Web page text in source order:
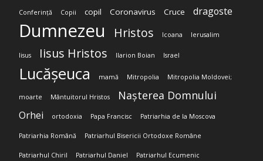
Conferință Copii copil Coronavirus Cruce dragoste
Dumnezeu Hristos Icoana Ierusalim
Iisus Iisus Hristos Ilarion Boian Israel
Lucășeuca mamă Mitropolia Mitropolia Moldovei;
moarte Mântuitorul Hristos Nașterea Domnului
Orhei ortodoxia Papa Francisc Patriarhia de la Moscova
Patriarhia Română Patriarhul Bisericii Ortodoxe Române
Patriarhul Chiril Patriarhul Daniel Patriarhul Ecumenic